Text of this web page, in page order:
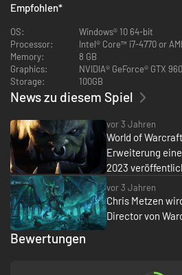
Empfohlen*
OS:
Windows® 10 64-bit
Processor:
Intel® Core™ i7-4770 or
Memory:
8 GB
Graphics:
NVIDIA® GeForce® GTX
Storage:
100GB
News zu diesem Spiel
vor 3 Jahren
World of
Erweiterung
2023
vor 3 Jahren
Chris Metzen
Director von
Bewertungen